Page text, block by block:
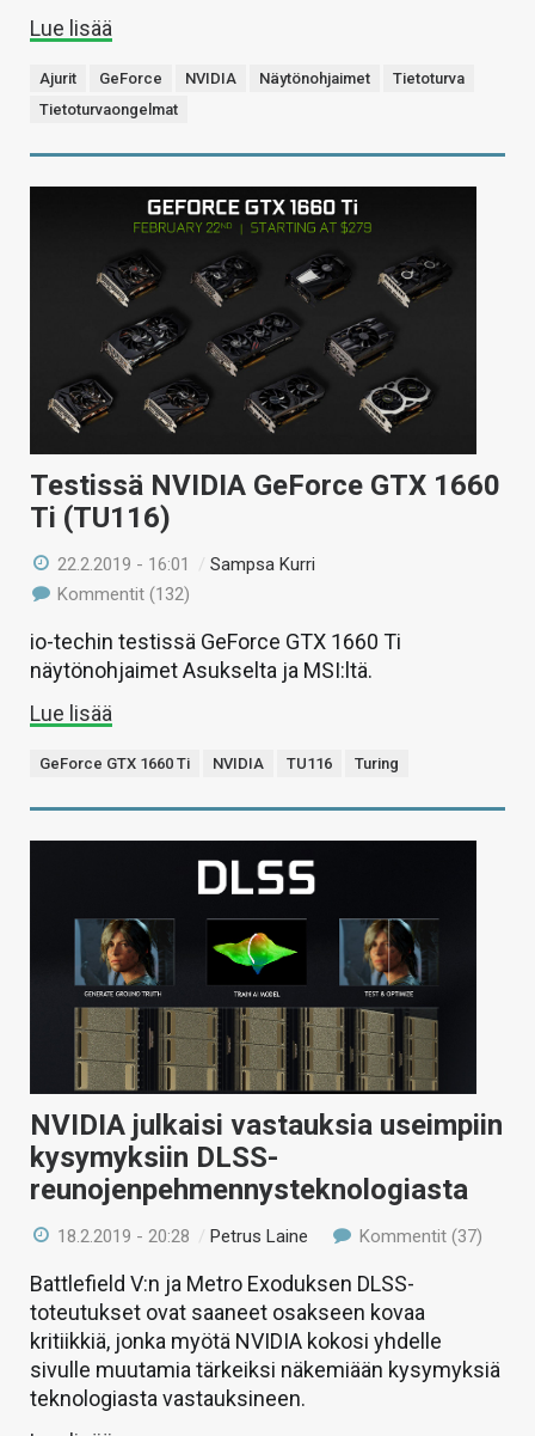
Lue lisää
Ajurit GeForce NVIDIA Näytönohjaimet
Tietoturva
Tietoturvaongelmat
Testissä NVIDIA GeForce GTX 1660
Ti (TU116)
22.2.2019 - 16:01 /Sampsa Kurri
Kommentit (132)
io-techin testissä GeForce GTX 1660 Ti
näytönohjaimet Asukselta ja MSI:ltä.
Lue lisää
GeForce GTX 1660 Ti NVIDIA TU116 Turing
NVIDIA julkaisi vastauksia useimpiin
kysymyksiin DLSS-
reunojenpehmennysteknologiasta
18.2.2019 - 20:28 / Petrus Laine Kommentit (37)
Battlefield V:n ja Metro Exoduksen DLSS-
toteutukset ovat saaneet osakseen kovaa
kritiikkiä, jonka myötä NVIDIA kokosi yhdelle
sivulle muutamia tärkeiksi näkemiään kysymyksiä
teknologiasta vastauksineen.